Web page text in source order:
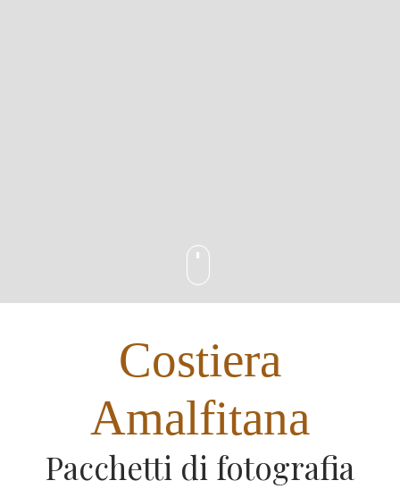
Costiera
Amalfitana
Pacchetti di fotografia